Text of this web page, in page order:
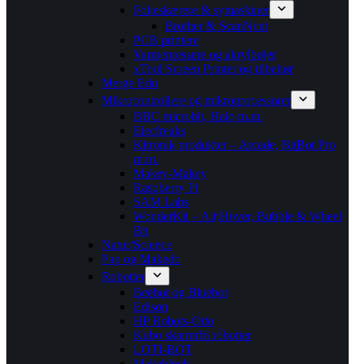
Folieskærere & symaskiner
Brother & ScanNcut
PCB printere
Varmepressere og akrylbøjer
xTool Screen Printer og tilbehør
Merge Edu
Mikrocontrollere og mikroprocessorer
BBC microbit, Halo m.m.
Elecfreaks
Kitronik produkter – Arcade, BitBot Pro
m.m.
Makey-Makey
Raspberry Pi
SAM Labs
WonderKit – Air,Hover, Bubble & Wheel
Bit
Natur/Science
Pap og Makedo
Robotter
Beebot og Bluebot
Edison
HP Robots-Otto
Kubo skærmfri robotter
LOTI-BOT